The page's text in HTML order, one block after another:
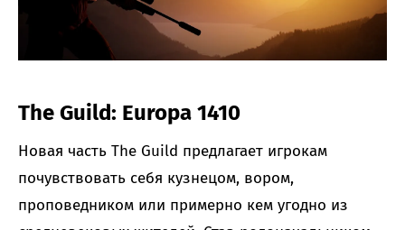
The Guild: Europa 1410
Новая часть The Guild предлагает игрокам
почувствовать себя кузнецом, вором,
проповедником или примерно кем угодно из